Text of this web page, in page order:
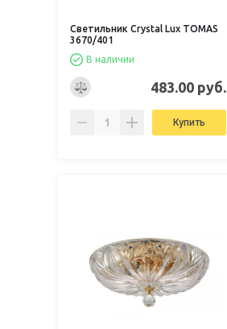
Светильник Crystal Lux TOMAS
3670/401
В наличии
483.00 руб.
Купить